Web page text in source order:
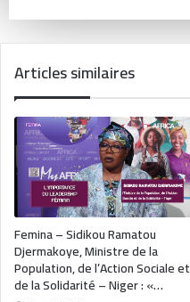
Articles similaires
Femina – Sidikou Ramatou
Djermakoye, Ministre de la
Population, de l’Action Sociale et
de la Solidarité – Niger : «…